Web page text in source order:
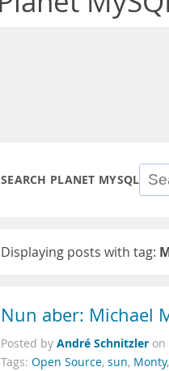
SEARCH PLANET MYSQL
Displaying posts with tag:
Nun aber: Michael
Posted by André Schnitzler on
Tags: Open Source, sun, Monty,